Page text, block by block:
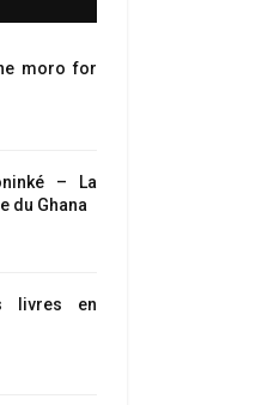
moro for
– La
du Ghana
livres en